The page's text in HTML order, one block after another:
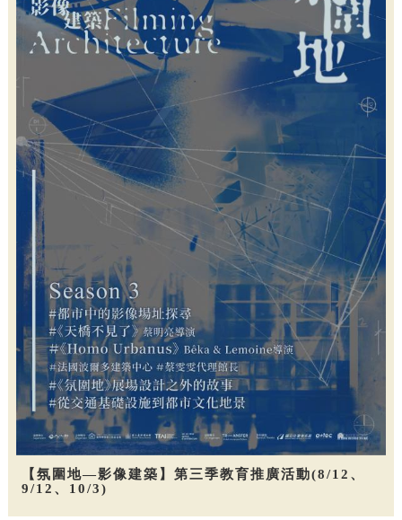
【氛圍地—影像建築】第三季教育推廣活動(8/12、
9/12、10/3)